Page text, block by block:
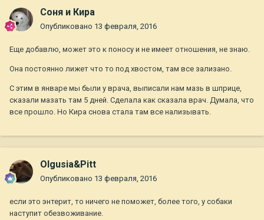
Соня и Кира
Опубликовано 13 февраля, 2016
Еще добавлю, может это к поносу и не имеет отношения, не знаю.
Она постоянно лижет что то под хвостом, там все зализано.
С этим в январе мы были у врача, выписали нам мазь в шприце,
сказали мазать там 5 дней. Сделала как сказала врач. Думала, что
все прошло. Но Кира снова стала там все нализывать.
Olgusia&Pitt
Опубликовано 13 февраля, 2016
если это энтерит, то ничего не поможет, более того, у собаки
наступит обезвоживание.